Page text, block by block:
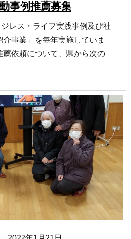
事例推薦募集
レス・ライフ実践事例及び社
事業」を毎年実施していま
薦依頼について、県から次の